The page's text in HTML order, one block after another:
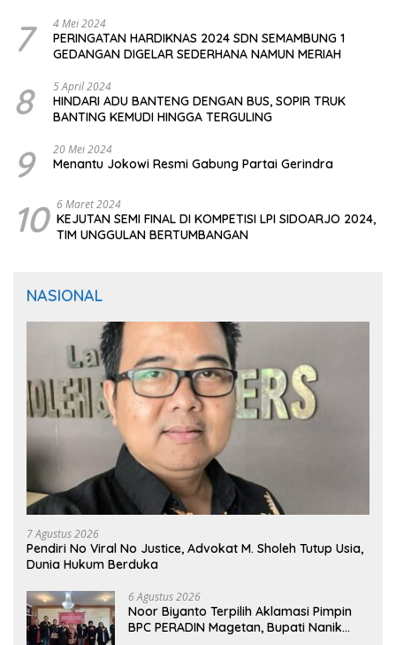
7 4 Mei 2024
PERINGATAN HARDIKNAS 2024 SDN SEMAMBUNG 1
GEDANGAN DIGELAR SEDERHANA NAMUN MERIAH
8 5 April 2024
HINDARI ADU BANTENG DENGAN BUS, SOPIR TRUK
BANTING KEMUDI HINGGA TERGULING
9 20 Mei 2024
Menantu Jokowi Resmi Gabung Partai Gerindra
10 6 Maret 2024
KEJUTAN SEMI FINAL DI KOMPETISI LPI SIDOARJO 2024,
TIM UNGGULAN BERTUMBANGAN
NASIONAL
7 Agustus 2026
Pendiri No Viral No Justice, Advokat M. Sholeh Tutup Usia,
Dunia Hukum Berduka
6 Agustus 2026
Noor Biyanto Terpilih Aklamasi Pimpin
BPC PERADIN Magetan, Bupati Nanik